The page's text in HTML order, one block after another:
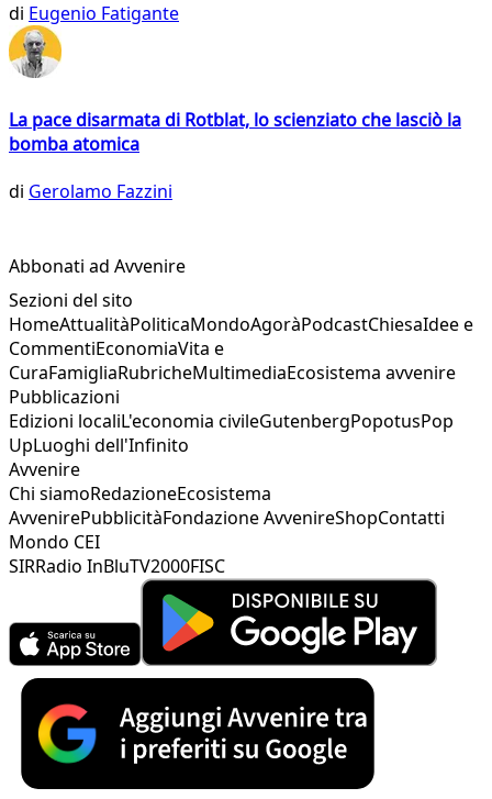
di Eugenio Fatigante
La pace disarmata di Rotblat, lo scienziato che lasciò la
bomba atomica
di Gerolamo Fazzini
Abbonati ad Avvenire
Sezioni del sito
HomeAttualitàPoliticaMondoAgoràPodcastChiesaIdee e
CommentiEconomiaVita e
CuraFamigliaRubricheMultimediaEcosistema avvenire
Pubblicazioni
Edizioni localiL'economia civileGutenbergPopotusPop
UpLuoghi dell'Infinito
Avvenire
Chi siamoRedazioneEcosistema
AvvenirePubblicitàFondazione AvvenireShopContatti
Mondo CEI
SIRRadio InBluTV2000FISC